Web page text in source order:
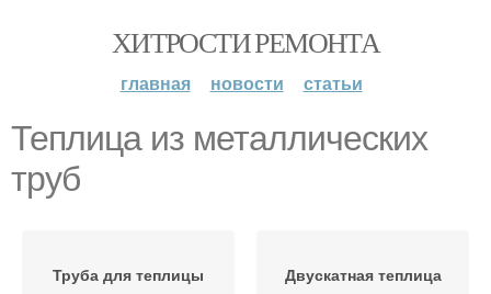
ХИТРОСТИ РЕМОНТА
главная новости статьи
Теплица из металлических
труб
Труба для теплицы Двускатная теплица